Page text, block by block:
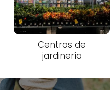
Centros de
jardinería